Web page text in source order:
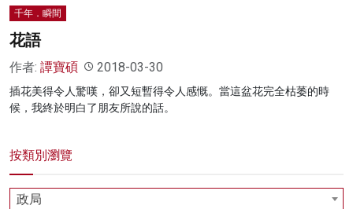
千年．瞬間
花語
作者: 譚寶碩 2018-03-30
插花美得令人驚嘆，卻又短暫得令人感慨。當這盆花完全枯萎的時
候，我終於明白了朋友所說的話。
按類別瀏覽
政局